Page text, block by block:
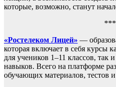
которые, возможно, станут
***
«Ростелеком Лицей» —
которая включает в себя курсы
для учеников 1–11 классов,
навыков. Всего на платформе
обучающих материалов, тестов